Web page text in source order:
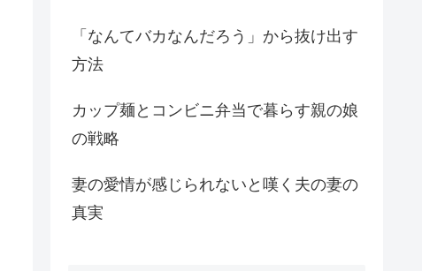
「なんてバカなんだろう」から抜け出す
方法
カップ麺とコンビニ弁当で暮らす親の娘
の戦略
妻の愛情が感じられないと嘆く夫の妻の
真実